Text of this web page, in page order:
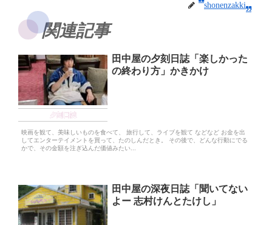
shonenzakki
関連記事
夕刻日誌
田中屋の夕刻日誌「楽しかった
の終わり方」かきかけ
映画を観て、美味しいものを食べて、 旅行して、ライブを観て などなど お金を出
してエンターテイメントを買って、たのしんだとき。 その後で、どんな行動にでる
かで、その金額を注ぎ込んだ価値みたい...
田中屋の深夜日誌「聞いてない
よー 志村けんとたけし」